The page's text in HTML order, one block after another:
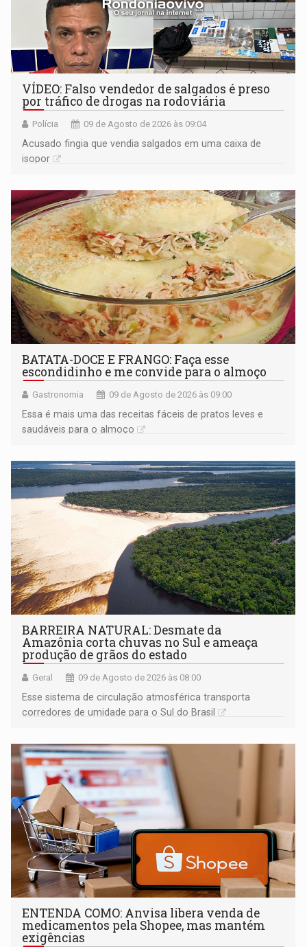
VÍDEO: Falso vendedor de salgados é preso
por tráfico de drogas na rodoviária
Polícia 09 de Agosto de 2026 às 09:04
Acusado fingia que vendia salgados em uma caixa de
isopor
BATATA-DOCE E FRANGO: Faça esse
escondidinho e me convide para o almoço
Gastronomia 09 de Agosto de 2026 às 09:00
Essa é mais uma das receitas fáceis de pratos leves e
saudáveis para o almoço
BARREIRA NATURAL: Desmate da
Amazônia corta chuvas no Sul e ameaça
produção de grãos do estado
Geral 09 de Agosto de 2026 às 08:00
Esse sistema de circulação atmosférica transporta
corredores de umidade para o Sul do Brasil
ENTENDA COMO: Anvisa libera venda de
medicamentos pela Shopee, mas mantém
exigências